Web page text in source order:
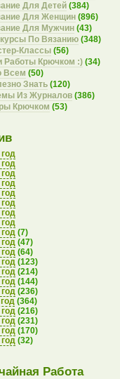
Для Детей (384)
Для Женщин (896)
Для Мужчин (43)
По Вязанию (348)
Классы (56)
Работы Крючком :) (34)
Всем (50)
Знать (120)
Из Журналов (386)
Крючком (53)
(7)
(47)
(64)
(123)
(214)
(144)
(236)
(364)
(216)
(231)
(170)
(32)
Работа